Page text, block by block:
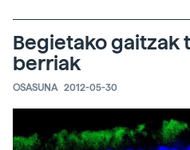
Begietako gaitzak
berriak
OSASUNA 2012-05-30